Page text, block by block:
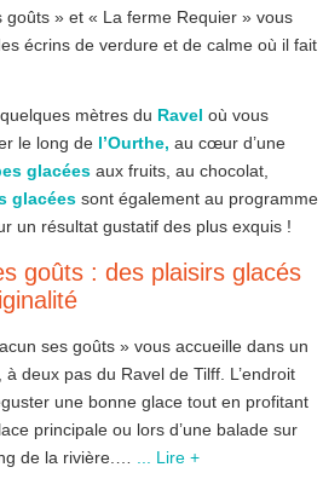
» et « La ferme Requier » vous
écrins de verdure et de calme où il fait
mètres du Ravel où vous
le long de l’Ourthe, au cœur d’une
glacéesaux fruits, au chocolat,
glacéessont également au programme
un résultat gustatif des plus exquis !
goûts : des plaisirs glacés
ses goûts » vous accueille dans un
deux pas du Ravel de Tilff. L’endroit
une bonne glace tout en profitant
principale ou lors d’une balade sur
de la rivière.…
... Lire +